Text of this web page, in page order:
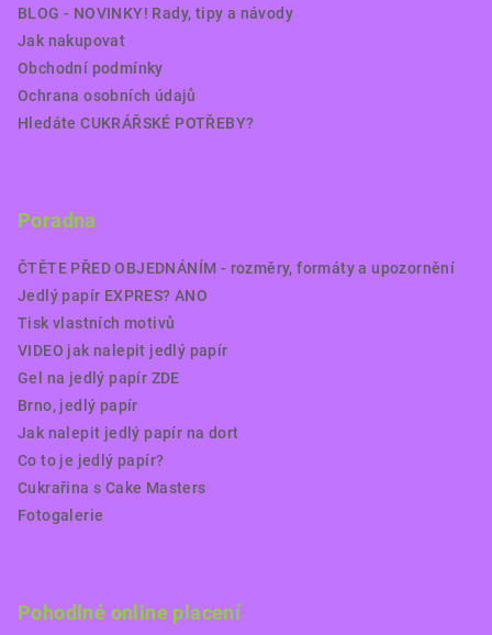
BLOG - NOVINKY! Rady, tipy a návody
Jak nakupovat
Obchodní podmínky
Ochrana osobních údajů
Hledáte CUKRÁŘSKÉ POTŘEBY?
Poradna
ČTĚTE PŘED OBJEDNÁNÍM - rozměry, formáty a upozornění
Jedlý papír EXPRES? ANO
Tisk vlastních motivů
VIDEO jak nalepit jedlý papír
Gel na jedlý papír ZDE
Brno, jedlý papír
Jak nalepit jedlý papír na dort
Co to je jedlý papír?
Cukrařina s Cake Masters
Fotogalerie
Pohodlné online placení